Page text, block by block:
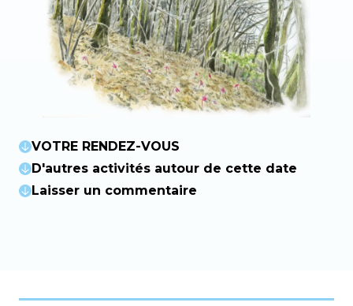
VOTRE RENDEZ-VOUS
D'autres activités autour de cette date
Laisser un commentaire